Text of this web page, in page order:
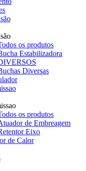
os produtos
Estabilizadora
Diversas
os produtos
de Embreagem
Eixo
de Calor